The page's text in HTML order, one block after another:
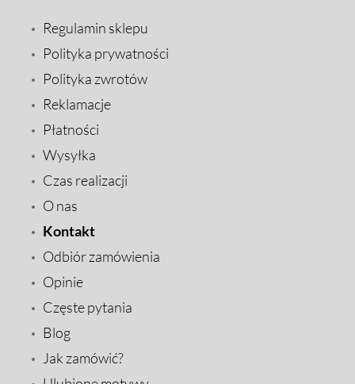
Regulamin sklepu
Polityka prywatności
Polityka zwrotów
Reklamacje
Płatności
Wysyłka
Czas realizacji
O nas
Kontakt
Odbiór zamówienia
Opinie
Częste pytania
Blog
Jak zamówić?